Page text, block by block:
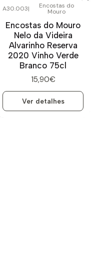
Esgotado
A30.003| Encostas do
Mouro
Encostas do Mouro
Nelo da Videira
Alvarinho Reserva
2020 Vinho Verde
Branco 75cl
15,90€
Ver detalhes